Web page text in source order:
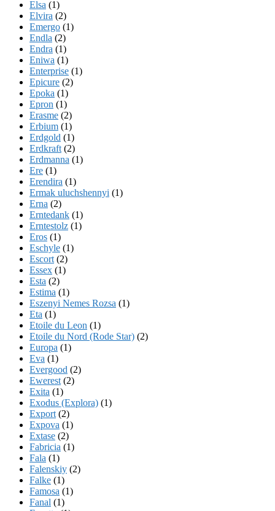
Elsa (1)
Elvira (2)
Emergo (1)
Endla (2)
Endra (1)
Eniwa (1)
Enterprise (1)
Epicure (2)
Epoka (1)
Epron (1)
Erasme (2)
Erbium (1)
Erdgold (1)
Erdkraft (2)
Erdmanna (1)
Ere (1)
Erendira (1)
Ermak uluchshennyi (1)
Erna (2)
Erntedank (1)
Erntestolz (1)
Eros (1)
Eschyle (1)
Escort (2)
Essex (1)
Esta (2)
Estima (1)
Eszenyi Nemes Rozsa (1)
Eta (1)
Etoile du Leon (1)
Etoile du Nord (Rode Star) (2)
Europa (1)
Eva (1)
Evergood (2)
Ewerest (2)
Exita (1)
Exodus (Explora) (1)
Export (2)
Expova (1)
Extase (2)
Fabricia (1)
Fala (1)
Falenskiy (2)
Falke (1)
Famosa (1)
Fanal (1)